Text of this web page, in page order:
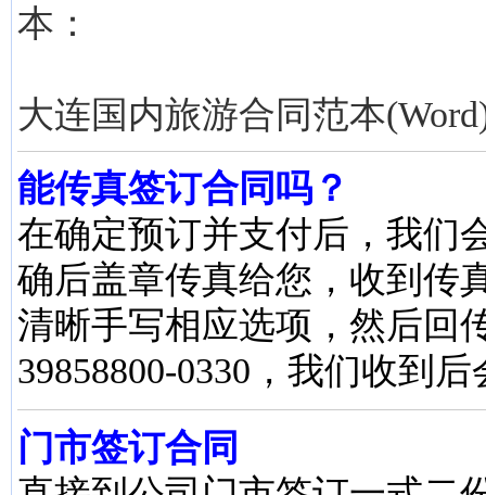
本：
大连国内旅游合同范本
能传真签订合同吗？
在确定预订并支付后，我们
确后盖章传真给您，收到传
清晰手写相应选项，然后回
39858800-0330，我们收到
门市签订合同